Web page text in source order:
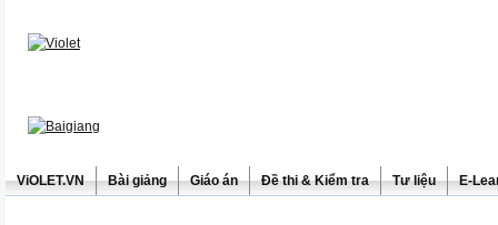
ViOLET.VN Bài giảng Giáo án Đề thi & Kiểm tra Tư liệu E-